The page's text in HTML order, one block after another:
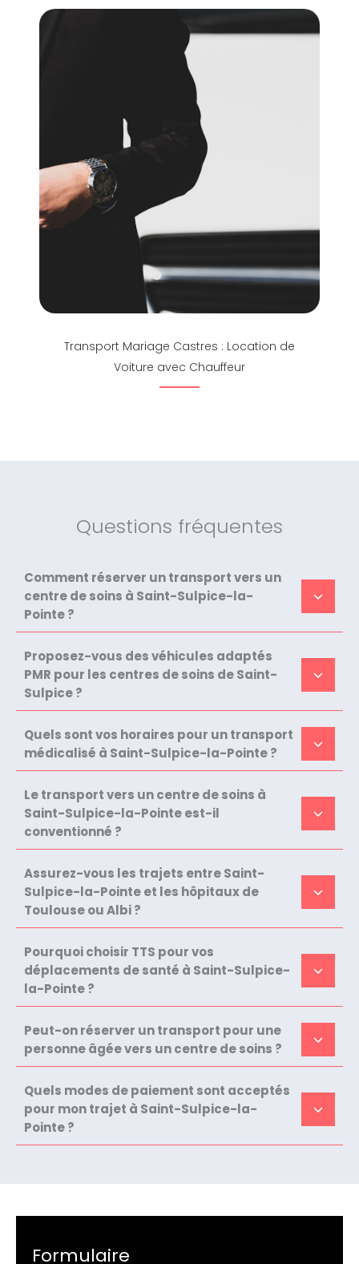
Transport Mariage Castres : Location de
Voiture avec Chauffeur
Questions fréquentes
Comment réserver un transport vers un
centre de soins à Saint-Sulpice-la-
Pointe ?
Proposez-vous des véhicules adaptés
PMR pour les centres de soins de Saint-
Sulpice ?
Quels sont vos horaires pour un transport
médicalisé à Saint-Sulpice-la-Pointe ?
Le transport vers un centre de soins à
Saint-Sulpice-la-Pointe est-il
conventionné ?
Assurez-vous les trajets entre Saint-
Sulpice-la-Pointe et les hôpitaux de
Toulouse ou Albi ?
Pourquoi choisir TTS pour vos
déplacements de santé à Saint-Sulpice-
la-Pointe ?
Peut-on réserver un transport pour une
personne âgée vers un centre de soins ?
Quels modes de paiement sont acceptés
pour mon trajet à Saint-Sulpice-la-
Pointe ?
Formulaire